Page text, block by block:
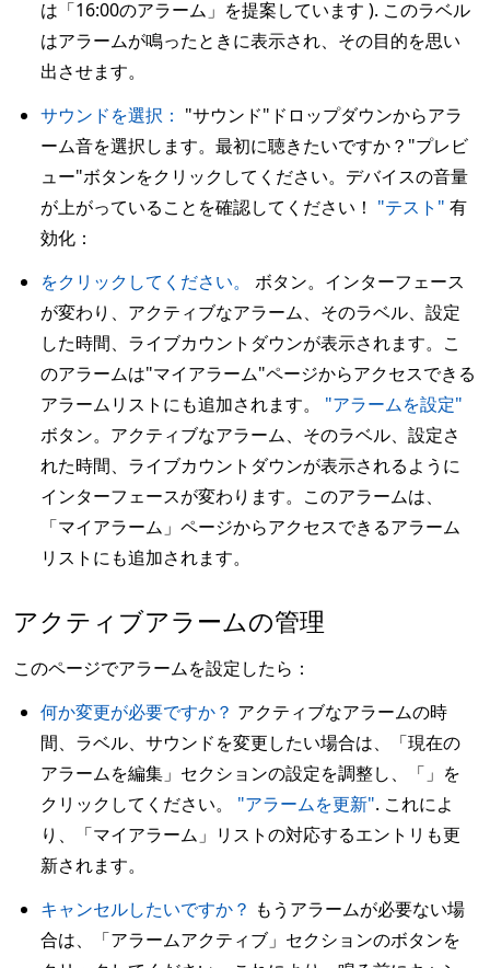
は「16:00のアラーム」を提案しています ). このラベル
はアラームが鳴ったときに表示され、その目的を思い
出させます。
サウンドを選択： "サウンド"ドロップダウンからアラ
ーム音を選択します。最初に聴きたいですか？"プレビ
ュー"ボタンをクリックしてください。デバイスの音量
が上がっていることを確認してください！ "テスト" 有
効化：
をクリックしてください。
ボタン。インターフェース
が変わり、アクティブなアラーム、そのラベル、設定
した時間、ライブカウントダウンが表示されます。こ
のアラームは"マイアラーム"ページからアクセスできる
アラームリストにも追加されます。 "アラームを設定"
ボタン。アクティブなアラーム、そのラベル、設定さ
れた時間、ライブカウントダウンが表示されるように
インターフェースが変わります。このアラームは、
「マイアラーム」ページからアクセスできるアラーム
リストにも追加されます。
アクティブアラームの管理
このページでアラームを設定したら：
何か変更が必要ですか？ アクティブなアラームの時
間、ラベル、サウンドを変更したい場合は、「現在の
アラームを編集」セクションの設定を調整し、「」を
クリックしてください。 "アラームを更新". これによ
り、「マイアラーム」リストの対応するエントリも更
新されます。
キャンセルしたいですか？ もうアラームが必要ない場
合は、「アラームアクティブ」セクションのボタンを